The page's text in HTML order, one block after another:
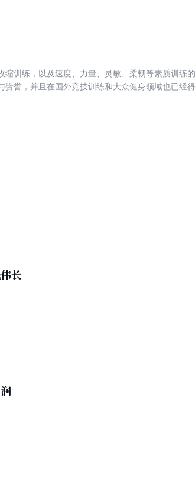
缩训练，以及速度、力量、灵敏、柔韧等素质训练
誉，并且在国外竞技训练和大众健身领域也已经
其目的、方法和要求。同时，为方便读者学习还配
长